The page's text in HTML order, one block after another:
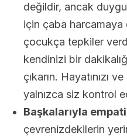
değildir, ancak
için çaba harcamaya
çocukça tepkiler
kendinizi bir
çıkarın. Hayatınızı
yalnızca siz kontrol
Başkalarıyla
çevrenizdekilerin